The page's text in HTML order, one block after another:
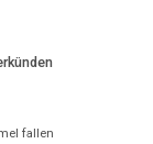
fallen